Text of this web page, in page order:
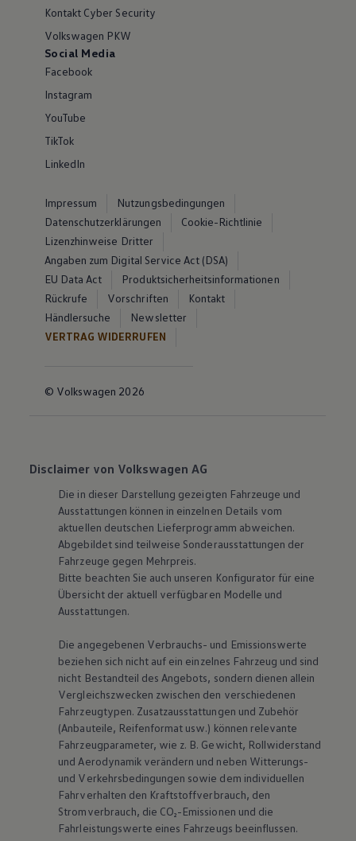
Kontakt Cyber Security
Volkswagen PKW
Social Media
Facebook
Instagram
YouTube
TikTok
LinkedIn
Impressum
Nutzungsbedingungen
Datenschutzerklärungen
Cookie-Richtlinie
Lizenzhinweise Dritter
Angaben zum Digital Service Act (DSA)
EU Data Act
Produktsicherheitsinformationen
Rückrufe
Vorschriften
Kontakt
Händlersuche
Newsletter
VERTRAG WIDERRUFEN
© Volkswagen 2026
Disclaimer von Volkswagen AG
Die in dieser Darstellung gezeigten Fahrzeuge und
Ausstattungen können in einzelnen Details vom
aktuellen deutschen Lieferprogramm abweichen.
Abgebildet sind teilweise Sonderausstattungen der
Fahrzeuge gegen Mehrpreis.
Bitte beachten Sie auch unseren Konfigurator für eine
Übersicht der aktuell verfügbaren Modelle und
Ausstattungen.
Die angegebenen Verbrauchs- und Emissionswerte
beziehen sich nicht auf ein einzelnes Fahrzeug und sind
nicht Bestandteil des Angebots, sondern dienen allein
Vergleichszwecken zwischen den verschiedenen
Fahrzeugtypen. Zusatzausstattungen und Zubehör
(Anbauteile, Reifenformat usw.) können relevante
Fahrzeugparameter, wie z. B. Gewicht, Rollwiderstand
und Aerodynamik verändern und neben Witterungs-
und Verkehrsbedingungen sowie dem individuellen
Fahrverhalten den Kraftstoffverbrauch, den
Stromverbrauch, die CO₂-Emissionen und die
Fahrleistungswerte eines Fahrzeugs beeinflussen.